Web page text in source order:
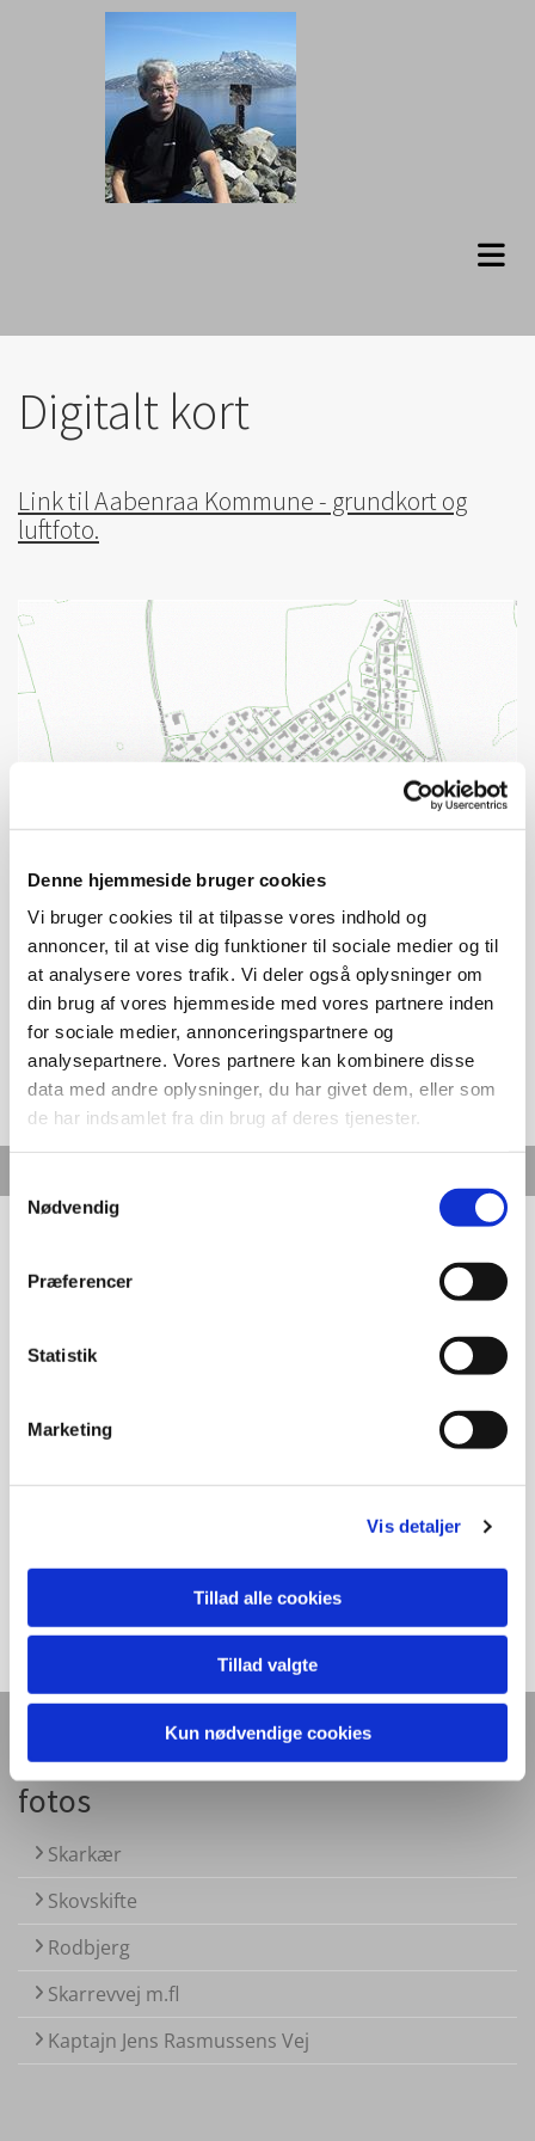
Denne hjemmeside bruger cookies
Vi bruger cookies til at tilpasse vores indhold og
annoncer, til at vise dig funktioner til sociale medier og til
at analysere vores trafik. Vi deler også oplysninger om
din brug af vores hjemmeside med vores partnere inden
for sociale medier, annonceringspartnere og
analysepartnere. Vores partnere kan kombinere disse
data med andre oplysninger, du har givet dem, eller som
de har indsamlet fra din brug af deres tjenester.
Nødvendig
Præferencer
Statistik
Marketing
Vis detaljer
Tillad alle cookies
Tillad valgte
Kun nødvendige cookies
Digitalt kort
Link til Aabenraa Kommune - grundkort og
luftfoto.
Billeder fra Skarrev - Mine google
fotos
Skarkær
Skovskifte
Rodbjerg
Skarrevvej m.fl
Kaptajn Jens Rasmussens Vej